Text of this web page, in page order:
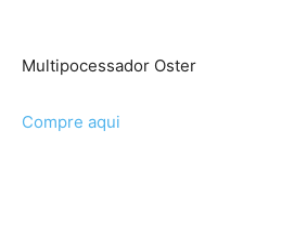
Multipocessador Oster
Compre aqui